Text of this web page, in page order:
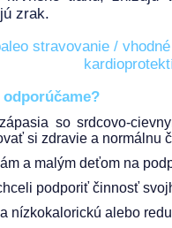
zrak.
stravovanie /
so srdcovo-
si zdravie a normálnu
a malým deťom na
podporiť činnosť
nízkokalorickú alebo